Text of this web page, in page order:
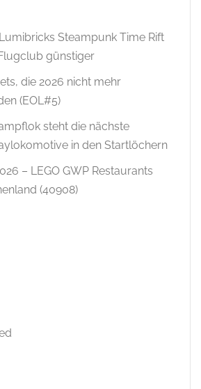
Steampunk Time Rift
günstiger
die 2026 nicht mehr
(EOL#5)
steht die nächste
in den Startlöchern
– LEGO GWP Restaurants
(40908)